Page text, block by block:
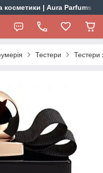
косметики | Aura Parfums
Тестери Тестери